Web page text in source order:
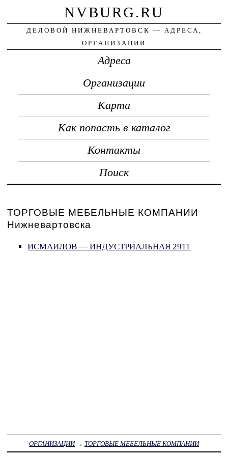
NVBURG.RU
ДЕЛОВОЙ НИЖНЕВАРТОВСК — АДРЕСА,
ОРГАНИЗАЦИИ
Адреса
Организации
Карта
Как попасть в каталог
Контакты
Поиск
ТОРГОВЫЕ МЕБЕЛЬНЫЕ КОМПАНИИ
Нижневартовска
ИСМАИЛОВ — ИНДУСТРИАЛЬНАЯ 2911
ОРГАНИЗАЦИИ→ ТОРГОВЫЕ МЕБЕЛЬНЫЕ КОМПАНИИ